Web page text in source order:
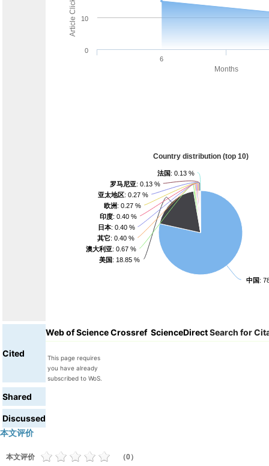
Cited
Web of ScienceCrossref ScienceDirectSearch for
This page requires
you have already
subscribed to WoS.
Shared
Discussed
本文评价